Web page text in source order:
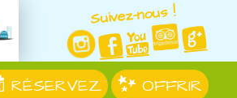
Suivez-nous !
RÉSERVEZ OFFRIR